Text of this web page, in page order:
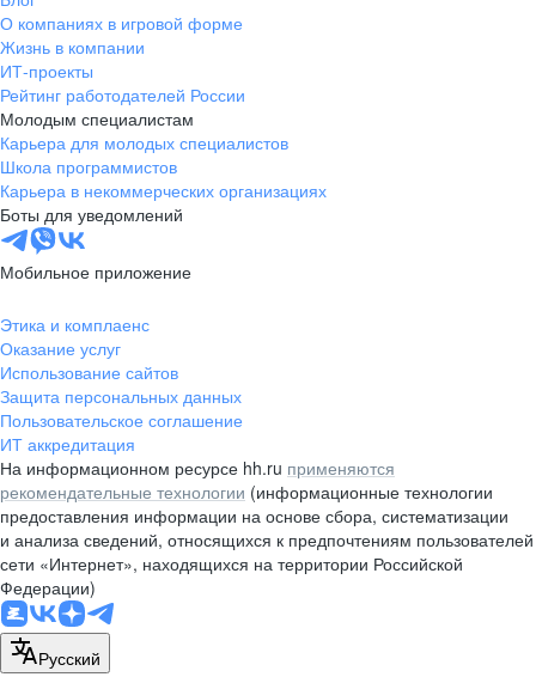
Новосибирск
ул. Большевистская, д. 35,
помещение 21
+7 383 207-94-64
pr@nsk.hh.ru
Минск
пр-т Дзержинского, д. 57,
10 этаж, помещение 45-1
pr@rabota.by
Алматы
пр. Абая, д. 151, БЦ Алатау,
12 этаж, офис 1209
+7 727 232-13-13
pr@headhunter.com.kz
О компаниях в игровой форме
Жизнь в компании
ИТ-проекты
Рейтинг работодателей России
Молодым специалистам
Карьера для молодых специалистов
Школа программистов
Карьера в некоммерческих организациях
Боты для уведомлений
Мобильное приложение
Этика и комплаенс
Оказание услуг
Использование сайтов
Защита персональных данных
Пользовательское соглашение
ИТ аккредитация
На информационном ресурсе hh.ru применяются
рекомендательные технологии (информационные технологии
предоставления информации на основе сбора, систематизации
и анализа сведений, относящихся к предпочтениям пользователей
сети «Интернет», находящихся на территории Российской
Федерации)
Русский